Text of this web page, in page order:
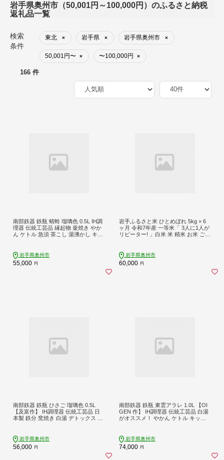
岩手県奥州市（50,001円～100,000円）のふるさと納税
返礼品一覧
検索
条件
東北 × 岩手県 × 岩手県奥州市 ×
50,001円〜 × 〜100,000円 ×
166 件
南部鉄器 鉄瓶 蜻蛉 瑠璃色 0.5L IH調
理器 伝統工芸品 縁起物 釜焼き やか
ん ケトル 急須 茶こし 湯沸かし キッ
岩手県奥州市
55,000 円
岩手ふるさと米 ひとめぼれ 5kg × 6
ヶ月 令和7年産 一等米「 3人に1人が
リピーター! 」白米 米 精米 お米 ご飯
岩手県奥州市
60,000 円
南部鉄器 鉄瓶 ひさご 瑠璃色 0.5L
【及富作】 IH調理器 伝統工芸品 日
本製 鉄分 窯焼き 白湯 デトックス 縁
雑貨 [AK021]
岩手県奥州市
56,000 円
南部鉄器 鉄瓶 東雲アラレ 1.0L 【OI
GEN 作】 IH調理器 伝統工芸品 白湯
がオススメ！ やかん ケトル キッチ
アウトドア 職人 直火 [Z0019]
岩手県奥州市
74,000 円